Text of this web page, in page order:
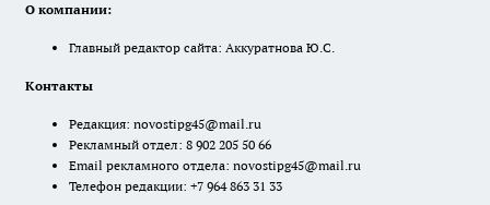
О компании:
Главный редактор сайта: Аккуратнова Ю.С.
Контакты
Редакция: novostipg45@mail.ru
Рекламный отдел: 8 902 205 50 66
Email рекламного отдела: novostipg45@mail.ru
Телефон редакции: +7 964 863 31 33